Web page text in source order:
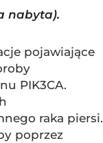
nabyta).
pojawiające
PIK3CA.
raka piersi.
poprzez